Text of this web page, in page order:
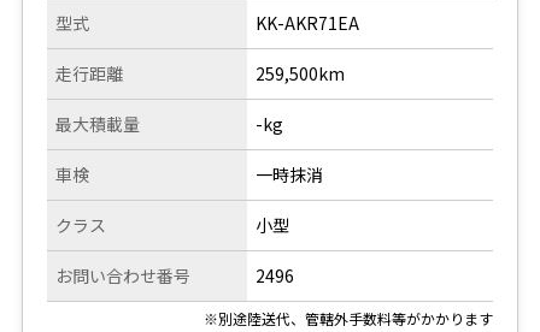
型式
走行距離
KK-AKR71EA
259,500km
最大積載量
車検
クラス
お問い合わせ番号
-kg
一時抹消
小型
2496
※別途陸送代、管轄外手数料等がかかります